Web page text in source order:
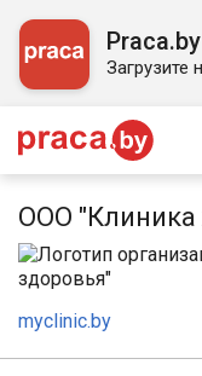
Praca.by
Загрузите
ООО "Клиника
myclinic.by